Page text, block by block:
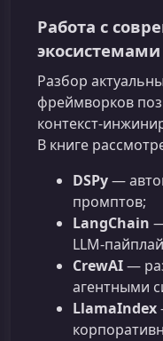
Работа с
экосистемами
Разбор
фреймворков
В книге
DSPy—
промптов;
LangChain
CrewAI—
агентными
LlamaIndex